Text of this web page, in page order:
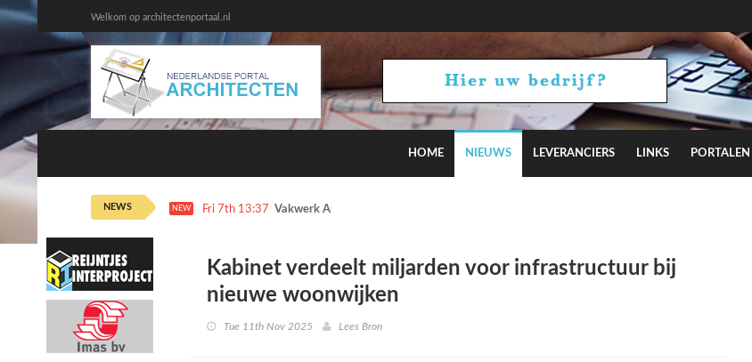
Welkom op architectenportaal.nl
HOME NIEUWS LEVERANCIERS LINKS PORTALEN
NEWS NEW Fri 7th 13:37 Vakwerk Architecten draagt met Camden Town bij aan Hyde Park
Kabinet verdeelt miljarden voor infrastructuur bij
nieuwe woonwijken
Tue 11th Nov 2025 Lees Bron